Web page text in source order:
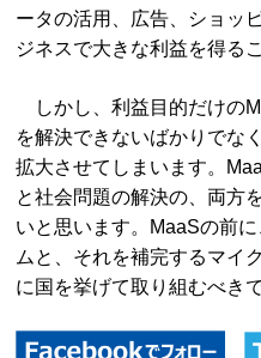
ータの活用、広告、ショッ
ジネスで大きな利益を得る
しかし、利益目的だけの
を解決できないばかりでな
拡大させてしまいます。
と社会問題の解決の、両方
いと思います。MaaSの前
ムと、それを補完するマイ
に国を挙げて取り組むべき